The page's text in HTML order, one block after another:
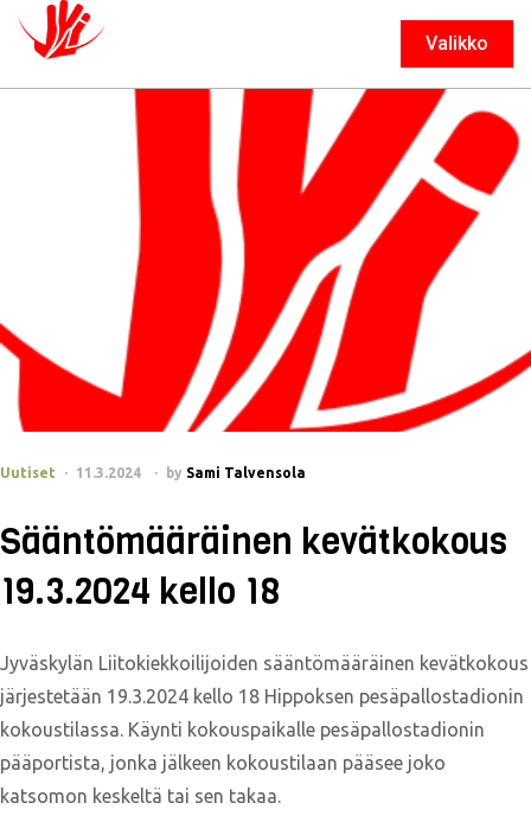
Valikko
Sulje
Uutiset 11.3.2024 by Sami Talvensola
Sääntömääräinen kevätkokous
19.3.2024 kello 18
Jyväskylän Liitokiekkoilijoiden sääntömääräinen kevätkokous
järjestetään 19.3.2024 kello 18 Hippoksen pesäpallostadionin
kokoustilassa. Käynti kokouspaikalle pesäpallostadionin
pääportista, jonka jälkeen kokoustilaan pääsee joko
katsomon keskeltä tai sen takaa.